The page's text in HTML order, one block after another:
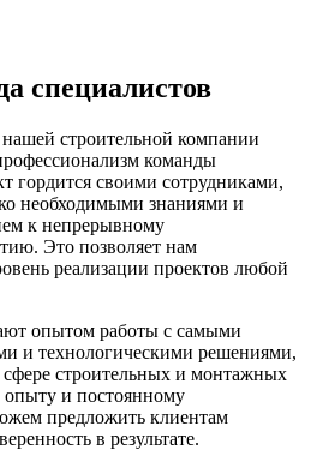
специалистов
строительной компании
команды
гордится своими сотрудниками,
необходимыми знаниями и
к непрерывному
Это позволяет нам
реализации проектов любой
опытом работы с самыми
и технологическими решениями,
сфере строительных и монтажных
опыту и постоянному
предложить клиентам
в результате.